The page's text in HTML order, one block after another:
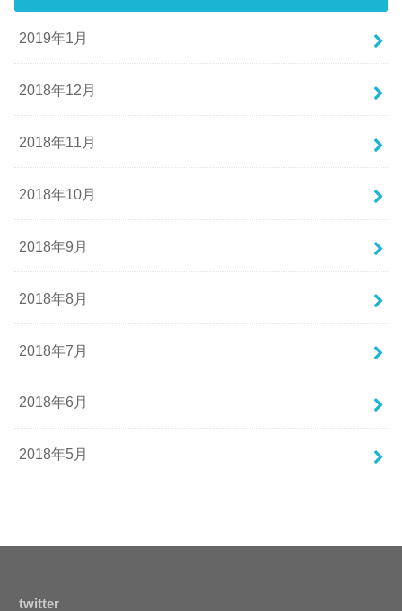
2019年1月
2018年12月
2018年11月
2018年10月
2018年9月
2018年8月
2018年7月
2018年6月
2018年5月
twitter